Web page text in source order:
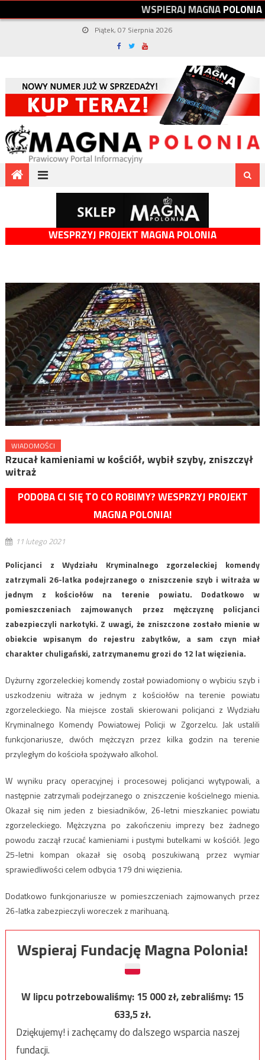
WSPIERAJMAGNAPOLONIA
Piątek, 07 Sierpnia 2026
WESPRZYJ PROJEKT MAGNA POLONIA
WIADOMOŚCI
Rzucał kamieniami w kościół, wybił szyby, zniszczył
witraż
PODOBA CI SIĘ TO CO ROBIMY? WESPRZYJ PROJEKT
MAGNA POLONIA!
11 lutego 2021
Policjanci z Wydziału Kryminalnego zgorzeleckiej komendy
zatrzymali 26-latka podejrzanego o zniszczenie szyb i witraża w
jednym z kościołów na terenie powiatu. Dodatkowo w
pomieszczeniach zajmowanych przez mężczyznę policjanci
zabezpieczyli narkotyki. Z uwagi, że zniszczone zostało mienie w
obiekcie wpisanym do rejestru zabytków, a sam czyn miał
charakter chuligański, zatrzymanemu grozi do 12 lat więzienia.
Dyżurny zgorzeleckiej komendy został powiadomiony o wybiciu szyb i
uszkodzeniu witraża w jednym z kościołów na terenie powiatu
zgorzeleckiego. Na miejsce zostali skierowani policjanci z Wydziału
Kryminalnego Komendy Powiatowej Policji w Zgorzelcu. Jak ustalili
funkcjonariusze, dwóch mężczyzn przez kilka godzin na terenie
przyległym do kościoła spożywało alkohol.
W wyniku pracy operacyjnej i procesowej policjanci wytypowali, a
następnie zatrzymali podejrzanego o zniszczenie kościelnego mienia.
Okazał się nim jeden z biesiadników, 26-letni mieszkaniec powiatu
zgorzeleckiego. Mężczyzna po zakończeniu imprezy bez żadnego
powodu zaczął rzucać kamieniami i pustymi butelkami w kościół. Jego
25-letni kompan okazał się osobą poszukiwaną przez wymiar
sprawiedliwości celem odbycia 179 dni więzienia.
Dodatkowo funkcjonariusze w pomieszczeniach zajmowanych przez
26-latka zabezpieczyli woreczek z marihuaną.
Wspieraj Fundację Magna Polonia!
W lipcu potrzebowaliśmy:15 000zł, zebraliśmy:15
633,5zł.
Dziękujemy! i zachęcamy do dalszego wsparcia naszej
fundacji.